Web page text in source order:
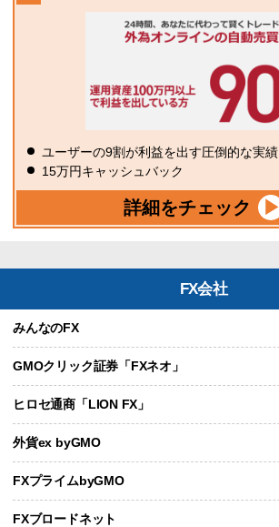
ユーザーの9割が利益を出す圧倒的な実績
15万円キャッシュバック
詳細をチェック
FX会社
みんなのFX
GMOクリック証券「FXネオ」
ヒロセ通商「LION FX」
外貨ex byGMO
FXプライムbyGMO
FXブロードネット